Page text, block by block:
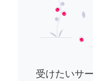
受けたいサ